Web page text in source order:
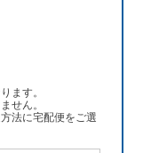
ます。
せん。
法に宅配便をご選